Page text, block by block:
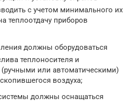
с учетом минимального их
теплоотдачу приборов
должны оборудоваться
теплоносителя и
(ручными или автоматическими)
воздуха;
должны оснащаться